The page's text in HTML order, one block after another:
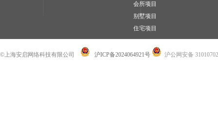
会所项目
别墅项目
住宅项目
©上海安启网络科技有限公司 沪ICP备2024064921号 沪公网安备